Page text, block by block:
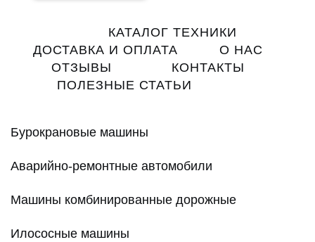
navigation
КАТАЛОГ ТЕХНИКИ
ДОСТАВКА И ОПЛАТА
О НАС
ОТЗЫВЫ
КОНТАКТЫ
ПОЛЕЗНЫЕ СТАТЬИ
Бурокрановые машины
Аварийно-ремонтные автомобили
Машины комбинированные дорожные
Илососные машины